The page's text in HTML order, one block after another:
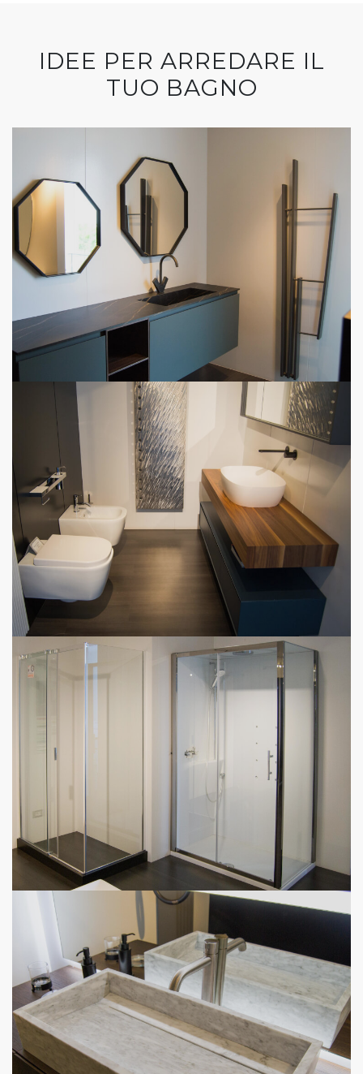
IDEE PER ARREDARE IL
TUO BAGNO